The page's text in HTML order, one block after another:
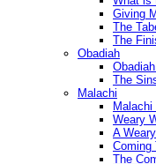
Giving
The
The
Obadiah
The
Malachi
Malachi
Weary
A
Coming
The